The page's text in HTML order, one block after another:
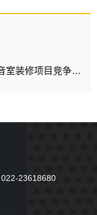
天津商业大学宝德学院C座机房和语音室装修项目竞争性磋商公告
23618680